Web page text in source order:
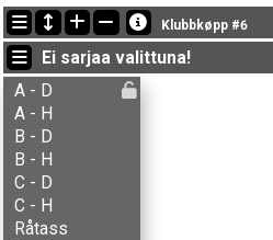
Viimeisimmät tulokset
19:22:17: Sigurd Skaaden (A -
19:13:59: Mona S-Bjerke (
19:12:08: Mathilde Skaaden (C
Klubbkøpp #6
Ei sarjaa valittuna!
A - D
A - H
B - D
B - H
C - D
C - H
Råtass